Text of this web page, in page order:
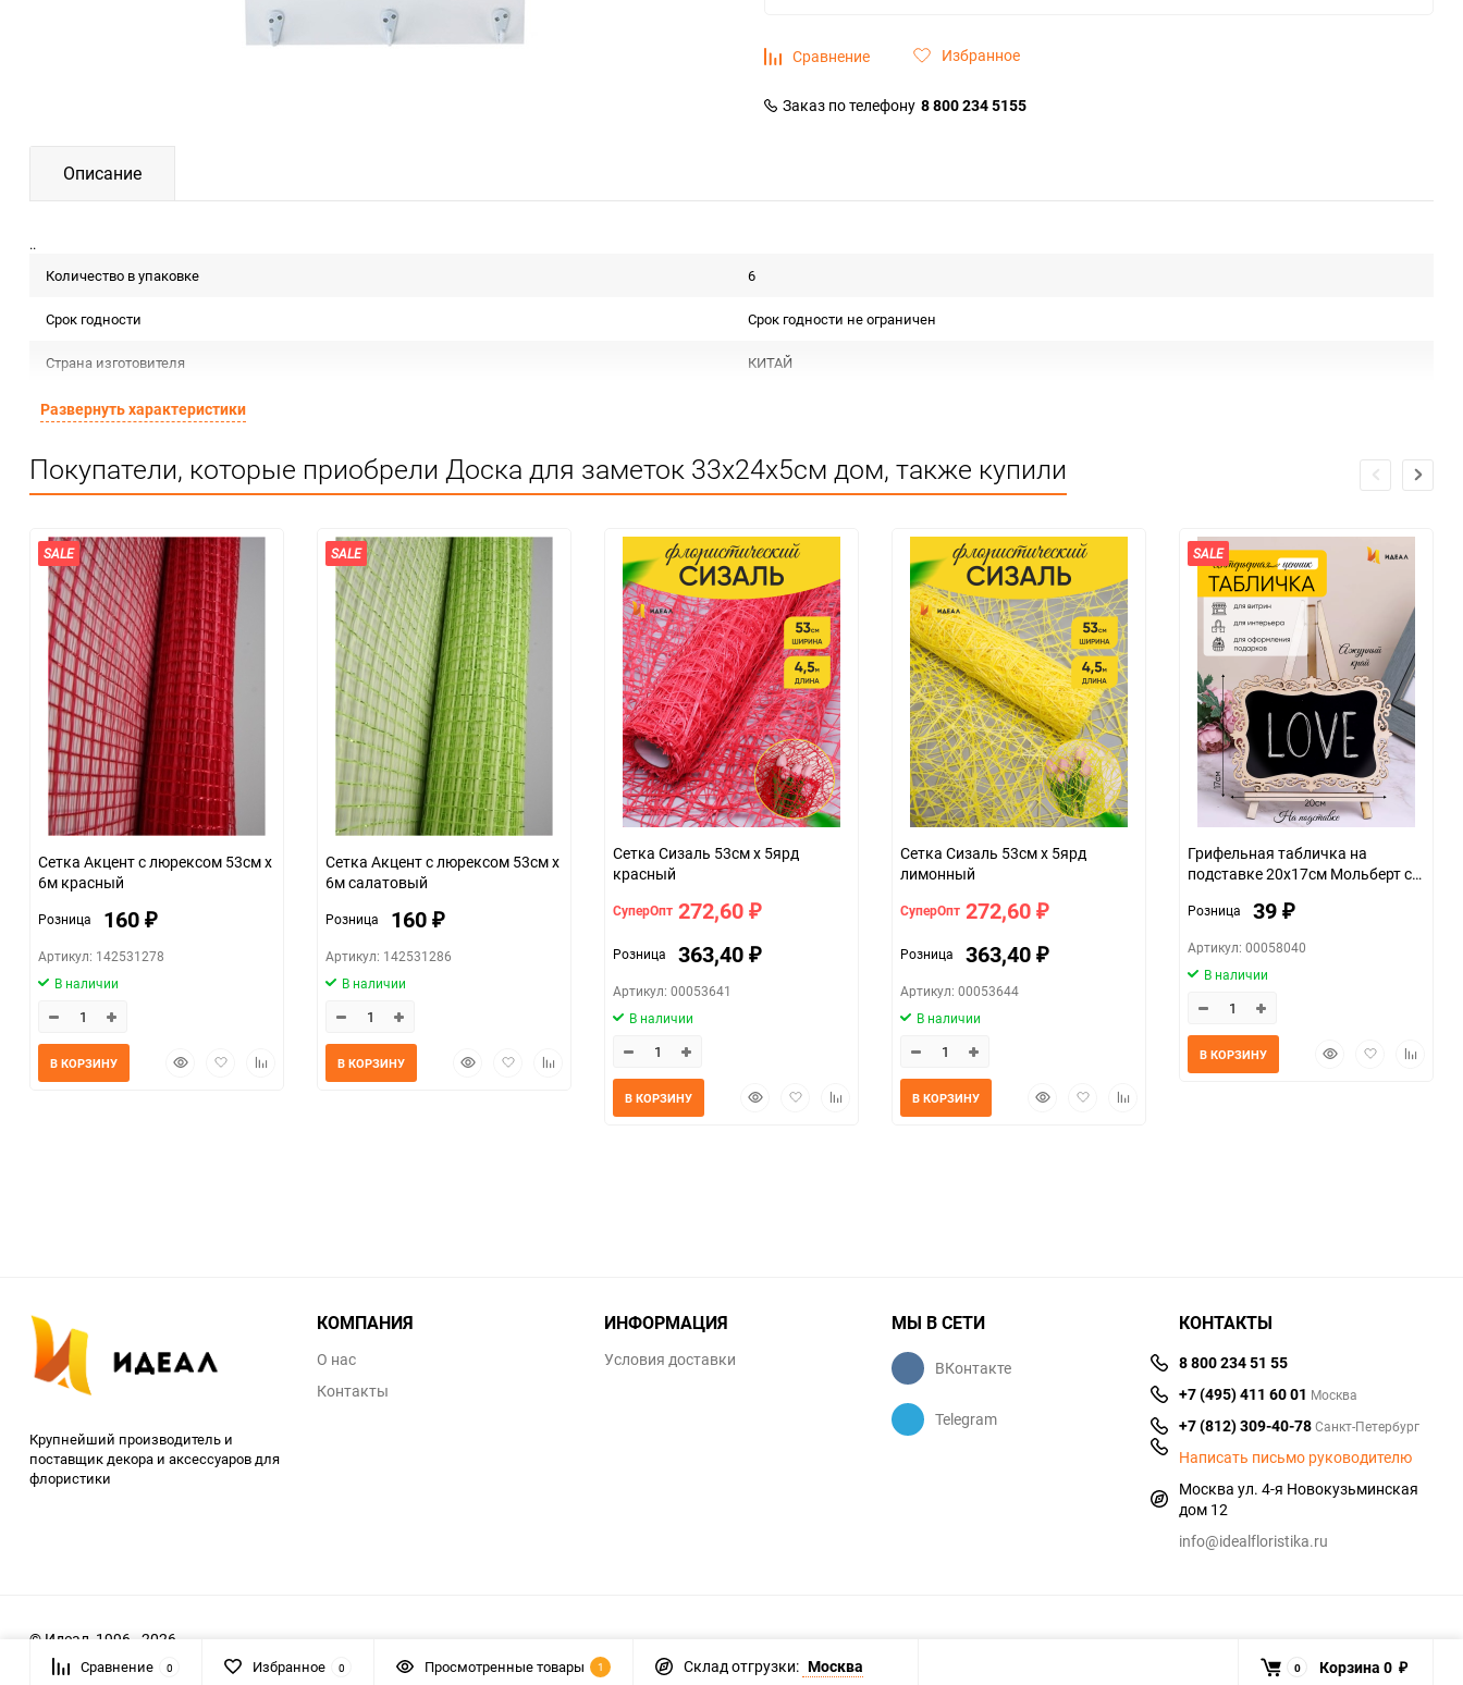
Сравнение Избранное
Заказ по телефону 8 800 234 5155
Описание
..
Количество в упаковке
6
Срок годности Срок годности не ограничен
Страна изготовителя КИТАЙ
Предназначение товара
Особые условия Особых условий не требует
Минимальное количество 1
Количество в коробке 60
Единица измерения шт
Развернуть характеристики
Покупатели, которые приобрели Доска для заметок 33x24x5см дом, также купили
SALE
Сетка Акцент с люрексом 53см х
6м красный
Розница 160 ₽
Артикул: 142531278
В наличии
БыстрыйДобавитьДобавить
В КОРЗИНУ
SALE
Сетка Акцент с люрексом 53см х
6м салатовый
Розница 160 ₽
Артикул: 142531286
В наличии
БыстрыйДобавитьДобавить
В КОРЗИНУ
Сетка Сизаль 53см х 5ярд
красный
СуперОпт 272,60 ₽
Розница 363,40 ₽
Артикул: 00053641
В наличии
БыстрыйДобавитьДобавить
В КОРЗИНУ
Сетка Сизаль 53см х 5ярд
лимонный
СуперОпт 272,60 ₽
Розница 363,40 ₽
Артикул: 00053644
В наличии
БыстрыйДобавитьДобавить
В КОРЗИНУ
SALE
Грифельная табличка на
подставке 20x17см Мольберт с
Розница 39 ₽
Артикул: 00058040
В наличии
БыстрыйДобавить
В КОРЗИНУ
Крупнейший производитель и
поставщик декора и аксессуаров для
флористики
КОМПАНИЯ
О нас
Контакты
ИНФОРМАЦИЯ
Условия доставки
МЫ В СЕТИ
ВКонтакте
Telegram
КОНТАКТЫ
8 800 234 51 55
+7 (495) 411 60 01 Москва
+7 (812) 309-40-78Санкт-Петербург
Написать письмо руководителю
Москва ул. 4-я Новокузьминская
дом 12
info@idealfloristika.ru
© Идеал, 1996 - 2026
Сравнение 0 Избранное 0 Просмотренные товары 1 Склад отгрузки: Москва 0 Корзина 0 ₽